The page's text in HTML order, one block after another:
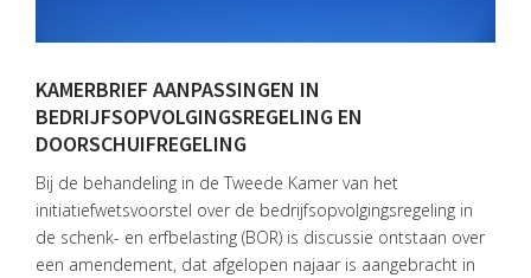
KAMERBRIEF AANPASSINGEN IN
BEDRIJFSOPVOLGINGSREGELING EN
DOORSCHUIFREGELING
Bij de behandeling in de Tweede Kamer van het
initiatiefwetsvoorstel over de bedrijfsopvolgingsregeling in
de schenk- en erfbelasting (BOR) is discussie ontstaan over
een amendement, dat afgelopen najaar is aangebracht in